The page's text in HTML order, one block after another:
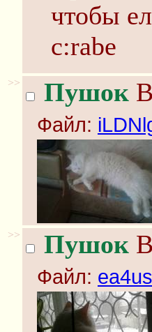
чтобы
c:rabe
>> Пушок
Файл:
>> Пушок
Файл: